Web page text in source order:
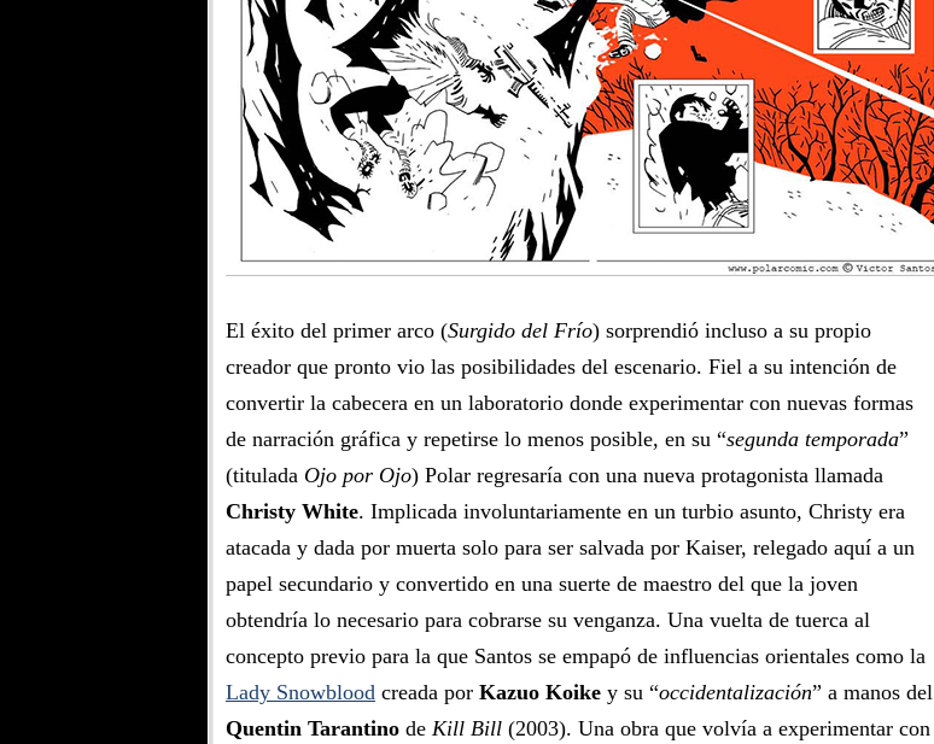
El éxito del primer arco (Surgido del Frío) sorprendió incluso a su propio
creador que pronto vio las posibilidades del escenario. Fiel a su intención de
convertir la cabecera en un laboratorio donde experimentar con nuevas formas
de narración gráfica y repetirse lo menos posible, en su “segunda temporada”
(titulada Ojo por Ojo) Polar regresaría con una nueva protagonista llamada
Christy White. Implicada involuntariamente en un turbio asunto, Christy era
atacada y dada por muerta solo para ser salvada por Kaiser, relegado aquí a un
papel secundario y convertido en una suerte de maestro del que la joven
obtendría lo necesario para cobrarse su venganza. Una vuelta de tuerca al
concepto previo para la que Santos se empapó de influencias orientales como la
Lady Snowblood creada por Kazuo Koike y su “occidentalización” a manos del
Quentin Tarantino de Kill Bill (2003). Una obra que volvía a experimentar con